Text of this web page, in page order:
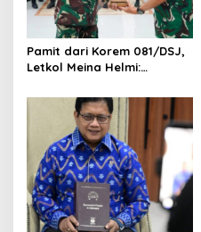
i
o
n
Pamit dari Korem 081/DSJ,
Letkol Meina Helmi:
Kunci Keberhasilan Tugas